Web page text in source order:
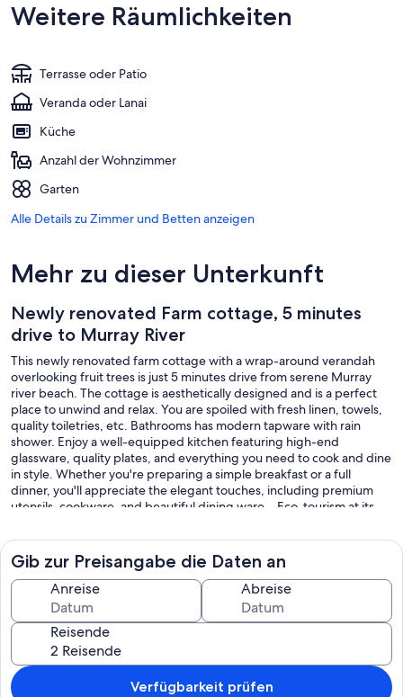
Weitere Räumlichkeiten
Terrasse oder Patio
Veranda oder Lanai
Küche
Anzahl der Wohnzimmer
Garten
Alle Details zu Zimmer und Betten anzeigen
Mehr zu dieser Unterkunft
Newly renovated Farm cottage, 5 minutes
drive to Murray River
This newly renovated farm cottage with a wrap-around verandah
overlooking fruit trees is just 5 minutes drive from serene Murray
river beach. The cottage is aesthetically designed and is a perfect
place to unwind and relax. You are spoiled with fresh linen, towels,
quality toiletries, etc. Bathrooms has modern tapware with rain
shower. Enjoy a well-equipped kitchen featuring high-end
glassware, quality plates, and everything you need to cook and dine
in style. Whether you're preparing a simple breakfast or a full
dinner, you'll appreciate the elegant touches, including premium
utensils, cookware, and beautiful dining ware. . Eco-tourism at its
and enjoy the country delicacies . Or just relax with a glass of wine
on the cozy swing in the verendah and relish the sunset and starry
nights ....
Gib zur Preisangabe die Daten an
Anreise Abreise
Reisende
Verfügbarkeit prüfen